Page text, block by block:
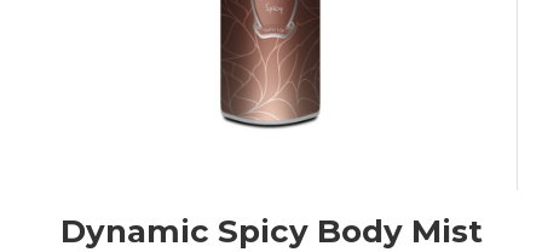
Dynamic Spicy Body Mist